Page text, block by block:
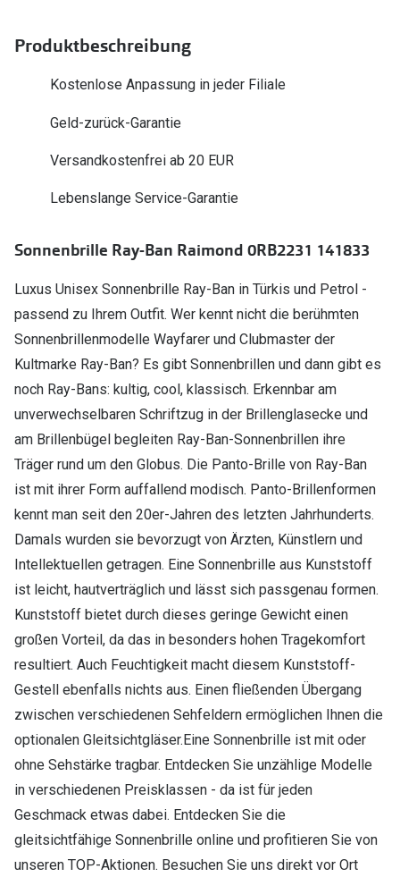
Brillenglas Typen
Transitions Gläser
Blaulichtfilter
Stellest®-Brillengläser
Zubehör
Brillenbügel
Brillenetuis
Brillenkettchen
Produktbeschreibung
Kostenlose Anpassung in jeder Filiale
Geld-zurück-Garantie
Versandkostenfrei ab 20 EUR
Lebenslange Service-Garantie
Sonnenbrille Ray-Ban Raimond 0RB2231 141833
Luxus Unisex Sonnenbrille Ray-Ban in Türkis und Petrol -
passend zu Ihrem Outfit. Wer kennt nicht die berühmten
Sonnenbrillenmodelle Wayfarer und Clubmaster der
Kultmarke Ray-Ban? Es gibt Sonnenbrillen und dann gibt es
noch Ray-Bans: kultig, cool, klassisch. Erkennbar am
unverwechselbaren Schriftzug in der Brillenglasecke und
am Brillenbügel begleiten Ray-Ban-Sonnenbrillen ihre
Träger rund um den Globus. Die Panto-Brille von Ray-Ban
ist mit ihrer Form auffallend modisch. Panto-Brillenformen
kennt man seit den 20er-Jahren des letzten Jahrhunderts.
Damals wurden sie bevorzugt von Ärzten, Künstlern und
Intellektuellen getragen. Eine Sonnenbrille aus Kunststoff
ist leicht, hautverträglich und lässt sich passgenau formen.
Kunststoff bietet durch dieses geringe Gewicht einen
großen Vorteil, da das in besonders hohen Tragekomfort
resultiert. Auch Feuchtigkeit macht diesem Kunststoff-
Gestell ebenfalls nichts aus. Einen fließenden Übergang
zwischen verschiedenen Sehfeldern ermöglichen Ihnen die
optionalen Gleitsichtgläser.Eine Sonnenbrille ist mit oder
ohne Sehstärke tragbar. Entdecken Sie unzählige Modelle
in verschiedenen Preisklassen - da ist für jeden
Geschmack etwas dabei. Entdecken Sie die
gleitsichtfähige Sonnenbrille online und profitieren Sie von
unseren TOP-Aktionen. Besuchen Sie uns direkt vor Ort